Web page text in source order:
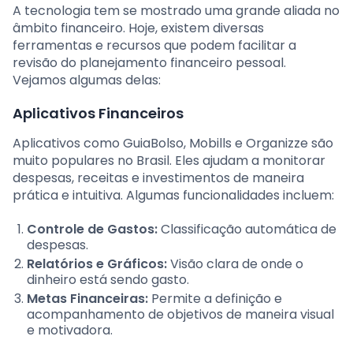
A tecnologia tem se mostrado uma grande aliada no
âmbito financeiro. Hoje, existem diversas
ferramentas e recursos que podem facilitar a
revisão do planejamento financeiro pessoal.
Vejamos algumas delas:
Aplicativos Financeiros
Aplicativos como GuiaBolso, Mobills e Organizze são
muito populares no Brasil. Eles ajudam a monitorar
despesas, receitas e investimentos de maneira
prática e intuitiva. Algumas funcionalidades incluem:
Controle de Gastos:Classificação automática de
despesas.
Relatórios e Gráficos:Visão clara de onde o
dinheiro está sendo gasto.
Metas Financeiras: Permite a definição e
acompanhamento de objetivos de maneira visual
e motivadora.